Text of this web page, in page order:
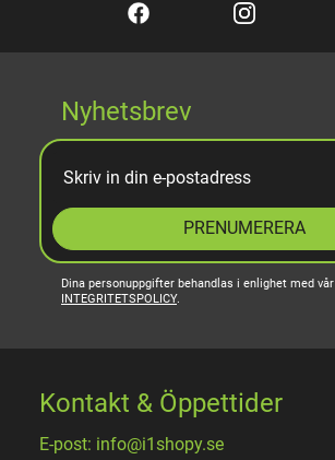
Nyhetsbrev
PRENUMERERA
Dina personuppgifter behandlas i enlighet med vår
INTEGRITETSPOLICY.
Kontakt & Öppettider
E-post: info@i1shopy.se